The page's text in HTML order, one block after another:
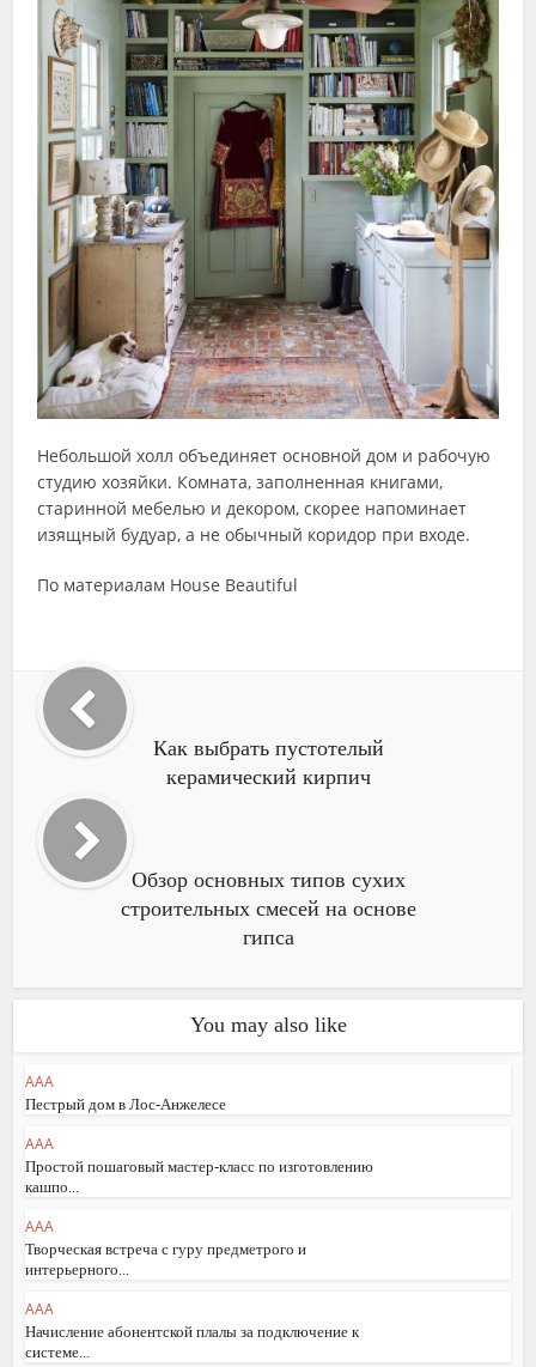
Небольшой холл объединяет основной дом и рабочую
студию хозяйки. Комната, заполненная книгами,
старинной мебелью и декором, скорее напоминает
изящный будуар, а не обычный коридор при входе.
По материалам House Beautiful
Как выбрать пустотелый
керамический кирпич
Обзор основных типов сухих
строительных смесей на основе
гипса
You may also like
AAA
Пестрый дом в Лос-Анжелесе
AAA
Простой пошаговый мастер-класс по изготовлению
кашпо...
AAA
Творческая встреча с гуру предметрого и
интерьерного...
AAA
Начисление абонентской плалы за подключение к
системе...